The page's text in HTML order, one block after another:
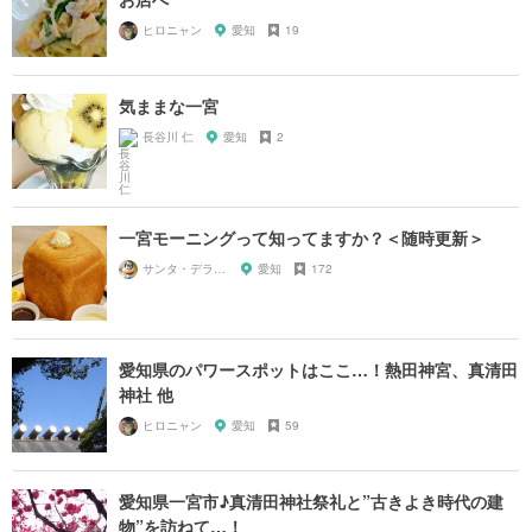
ヒロニャン 愛知 19
気ままな一宮
長谷川 仁 愛知 2
一宮モーニングって知ってますか？＜随時更新＞
愛知 172
愛知県のパワースポットはここ…！熱田神宮、真清田
神社 他
ヒロニャン 愛知 59
愛知県一宮市♪真清田神社祭礼と”古きよき時代の建
物”を訪ねて…！